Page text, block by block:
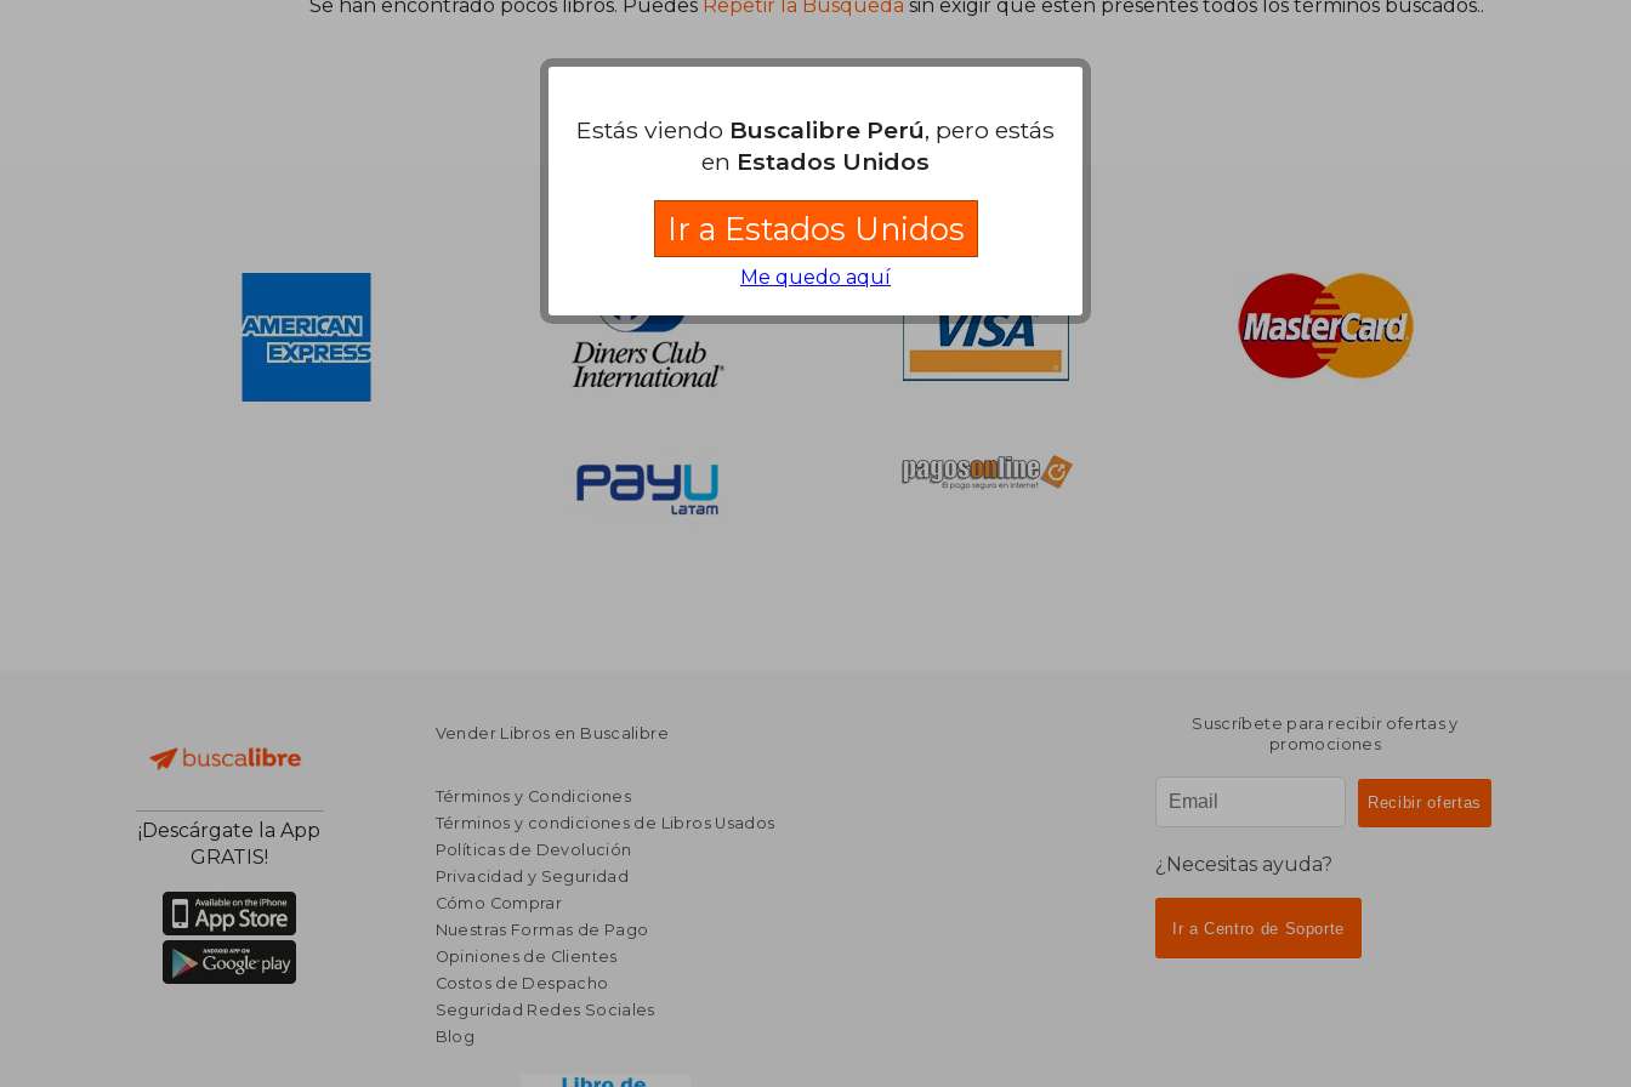
Se han encontrado pocos libros. Puedes Repetir la Búsqueda sin exigir que estén presentes todos los términos buscados..
Nuestras Formas de Pago
¡Descárgate la App
GRATIS!
Vender Libros en Buscalibre
Términos y Condiciones
Términos y condiciones de Libros Usados
Políticas de Devolución
Privacidad y Seguridad
Cómo Comprar
Nuestras Formas de Pago
Opiniones de Clientes
Costos de Despacho
Seguridad Redes Sociales
Blog
Suscríbete para recibir ofertas y
promociones
¿Necesitas ayuda?
Ir a Centro de Soporte
Estás viendo Buscalibre Perú, pero estás
en Estados Unidos
Ir a Estados Unidos
Me quedo aquí